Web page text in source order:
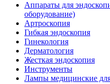
Аппараты для
оборудование)
Артроскопия
Гибкая эндоскопия
Гинекология
Дерматология
Жесткая эндоскопия
Инструменты
Лампы медицинские для